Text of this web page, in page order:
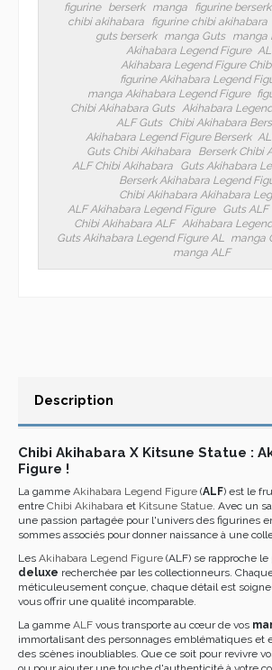
figurine berserk manga figurine berserk
chibi akihabara
figurine chibi akihabara
guts berserk
manga Guts
manga
Akihabara Legend Figure
Akihabara Legend Figure
figurine Akihabara Legend
manga Akihabara Legend Figure
Chibi Akihabara Guts Akihabara
ALF Guts Chibi Akihabara
Akihabara Legend Figure Berserk
Guts Chibi Akihabara
Berserk Chibi
ALF Chibi Akihabara
Guts Akihabara
Berserk Akihabara Legend
Chibi Akihabara Akihabara
ALF Akihabara Legend Figure
Guts ALF
Chibi Akihabara ALF Akihabara
Guts Akihabara Legend Figure AL manga
manga ALF
Description
Chibi Akihabara X Kitsune Statue :
Figure !
La gammeAkihabara Legend Figure (ALF) est le
entreChibi Akihabara et Kitsune Statue. Avec un
une passion partagée pour l'univers des figurines
sommes associés pour donner naissance à une
LesAkihabara Legend Figure (ALF) se rapproche
deluxe recherchée par les collectionneurs.
méticuleusement conçue, chaque détail est
vous offrir une qualité incomparable.
La gammeALF vous transporte au cœur de vos
immortalisant des personnages emblématiques et
des scènes inoubliables. Que ce soit pour revivre